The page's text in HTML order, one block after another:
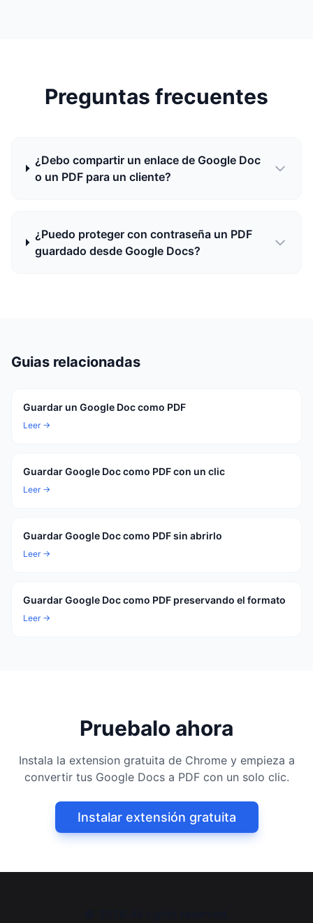
Preguntas frecuentes
¿Debo compartir un enlace de Google Doc
o un PDF para un cliente?
¿Puedo proteger con contraseña un PDF
guardado desde Google Docs?
Guias relacionadas
Guardar un Google Doc como PDF
Leer →
Guardar Google Doc como PDF con un clic
Leer →
Guardar Google Doc como PDF sin abrirlo
Leer →
Guardar Google Doc como PDF preservando el formato
Leer →
Pruebalo ahora
Instala la extension gratuita de Chrome y empieza a
convertir tus Google Docs a PDF con un solo clic.
Instalar extensión gratuita